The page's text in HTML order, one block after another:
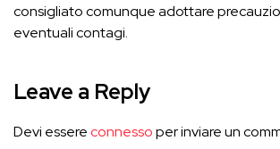
consigliato comunque adottare
eventuali contagi.
Leave a Reply
Devi essereconnessoper inviare un